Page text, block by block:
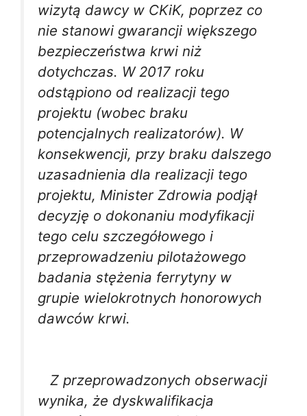
wizytą dawcy w CKiK, poprzez co
nie stanowi gwarancji większego
bezpieczeństwa krwi niż
dotychczas. W 2017 roku
odstąpiono od realizacji tego
projektu (wobec braku
potencjalnych realizatorów). W
konsekwencji, przy braku dalszego
uzasadnienia dla realizacji tego
projektu, Minister Zdrowia podjął
decyzję o dokonaniu modyfikacji
tego celu szczegółowego i
przeprowadzeniu pilotażowego
badania stężenia ferrytyny w
grupie wielokrotnych honorowych
dawców krwi.
Z przeprowadzonych obserwacji
wynika, że dyskwalifikacja